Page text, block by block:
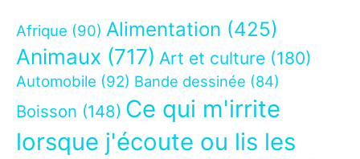
Afrique (90) Alimentation (425)
Animaux (717) Art et culture (180)
Automobile (92) Bande dessinée (84)
Boisson (148) Ce qui m'irrite
lorsque j'écoute ou lis les